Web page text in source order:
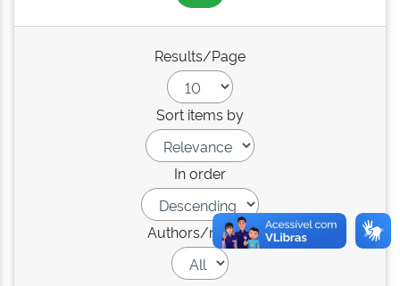
Results/Page
Sort items by
In order
Authors/record